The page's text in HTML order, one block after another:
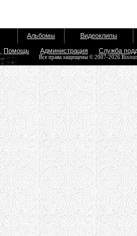
Альбомы Видеоклипы
Помощь Администрация Служба
Все права защищены © 2007-2026